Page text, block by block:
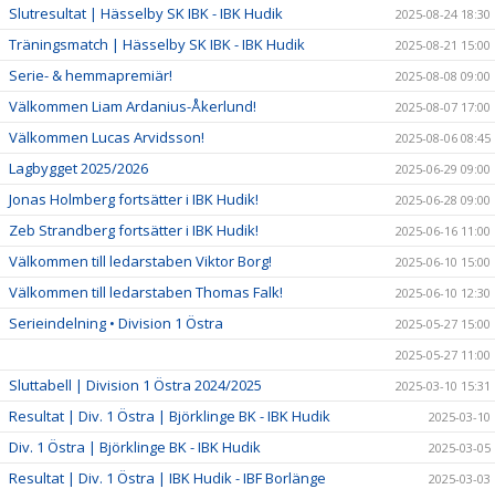
Slutresultat | Hässelby SK IBK - IBK Hudik 2025-08-24 18:30
Träningsmatch | Hässelby SK IBK - IBK Hudik 2025-08-21 15:00
Serie- & hemmapremiär! 2025-08-08 09:00
Välkommen Liam Ardanius-Åkerlund! 2025-08-07 17:00
Välkommen Lucas Arvidsson! 2025-08-06 08:45
Lagbygget 2025/2026 2025-06-29 09:00
Jonas Holmberg fortsätter i IBK Hudik! 2025-06-28 09:00
Zeb Strandberg fortsätter i IBK Hudik! 2025-06-16 11:00
Välkommen till ledarstaben Viktor Borg! 2025-06-10 15:00
Välkommen till ledarstaben Thomas Falk! 2025-06-10 12:30
Serieindelning • Division 1 Östra
2025-05-27 15:00
2025-05-27 11:00
Sluttabell | Division 1 Östra 2024/2025 2025-03-10 15:31
Resultat | Div. 1 Östra | Björklinge BK - IBK Hudik 2025-03-10
Div. 1 Östra | Björklinge BK - IBK Hudik 2025-03-05
Resultat | Div. 1 Östra | IBK Hudik - IBF Borlänge 2025-03-03